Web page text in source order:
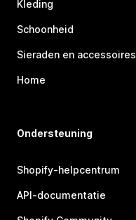
Kleding
Schoonheid
Sieraden en accessoires
Home
Ondersteuning
Shopify-helpcentrum
API-documentatie